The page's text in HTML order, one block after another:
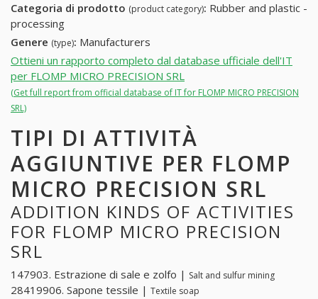
Categoria di prodotto (product category): Rubber and plastic -
processing
Genere (type): Manufacturers
Ottieni un rapporto completo dal database ufficiale dell'IT
per FLOMP MICRO PRECISION SRL
(Get full report from official database of IT for FLOMP MICRO PRECISION
SRL)
TIPI DI ATTIVITÀ
AGGIUNTIVE PER FLOMP
MICRO PRECISION SRL
ADDITION KINDS OF ACTIVITIES
FOR FLOMP MICRO PRECISION
SRL
147903. Estrazione di sale e zolfo | Salt and sulfur mining
28419906. Sapone tessile | Textile soap